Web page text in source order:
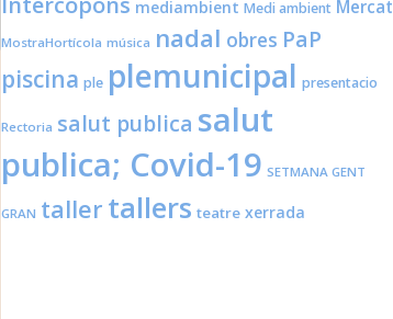
mediambient Medi ambient Mercat
MostraHortícola música nadal obres PaP
piscina ple plemunicipal presentacio
Rectoria salut publica salut
publica; Covid-19 SETMANA GENT
GRAN taller tallers teatre xerrada